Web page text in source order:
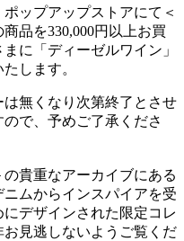
ポップアップストアにて＜
品を330,000円以上お買
に「ディーゼルワイン」
します。
は無くなり次第終了とさせ
で、予めご了承くださ
の貴重なアーカイブにある
ニムからインスパイアを受
デザインされた限定コレ
お見逃しないようご覧くだ